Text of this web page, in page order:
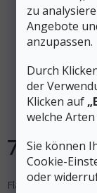
zu
Angebote
anzupassen.
Durch
der
Klicken auf
welche
Sie können
Cookie-
oder
SALEWA
7 €
Flacher Karabiner